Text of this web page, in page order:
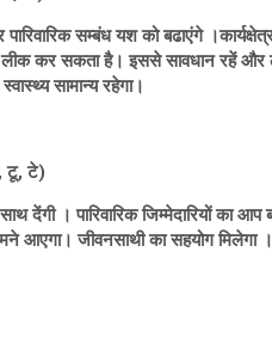
सम्बंध यश को बढाएंगे
लीक कर सकता है। इससे सावधान रहें और
सामान्य रहेगा।
टू, टे)
। पारिवारिक जिम्मेदारियों का आप
जीवनसाथी का सहयोग मिलेगा ।